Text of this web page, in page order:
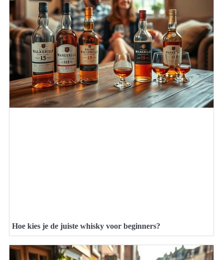
Hoe kies je de juiste whisky voor beginners?